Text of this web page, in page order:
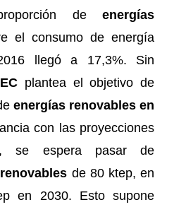
deenergías
el consumo de energía
llegó a 17,3%. Sin
plantea el objetivo de
energías renovables en
con las proyecciones
se espera pasar de
de 80 ktep, en
en 2030. Esto supone